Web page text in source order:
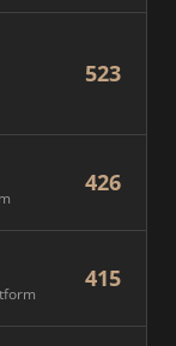
523
426
415